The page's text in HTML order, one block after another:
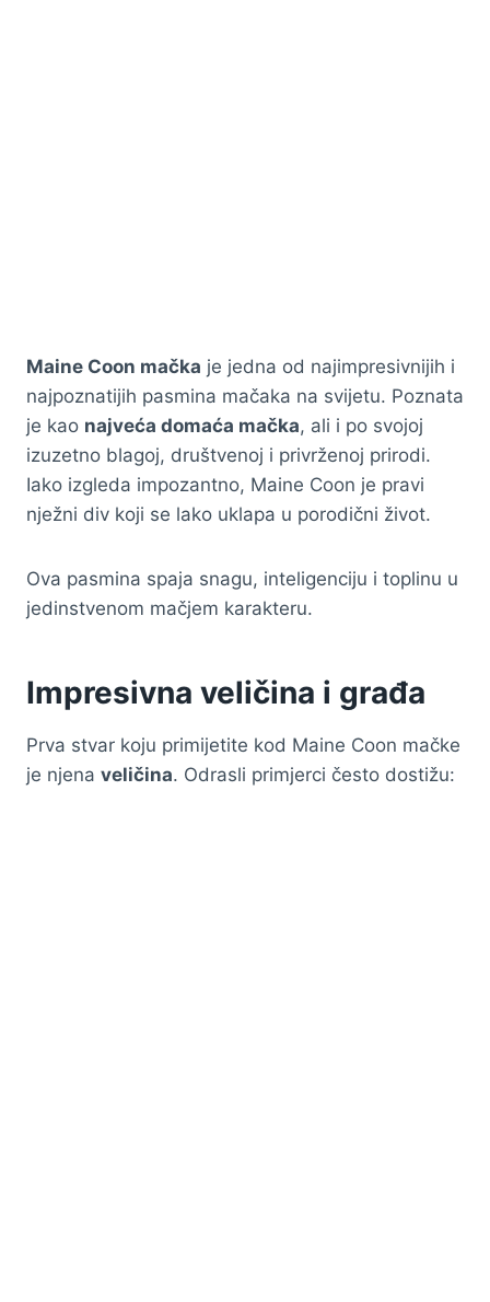
Maine Coon mačka je jedna od najimpresivnijih i
najpoznatijih pasmina mačaka na svijetu. Poznata
je kao najveća domaća mačka, ali i po svojoj
izuzetno blagoj, društvenoj i privrženoj prirodi.
Iako izgleda impozantno, Maine Coon je pravi
nježni div koji se lako uklapa u porodični život.
Ova pasmina spaja snagu, inteligenciju i toplinu u
jedinstvenom mačjem karakteru.
Impresivna veličina i građa
Prva stvar koju primijetite kod Maine Coon mačke
je njena veličina. Odrasli primjerci često dostižu: